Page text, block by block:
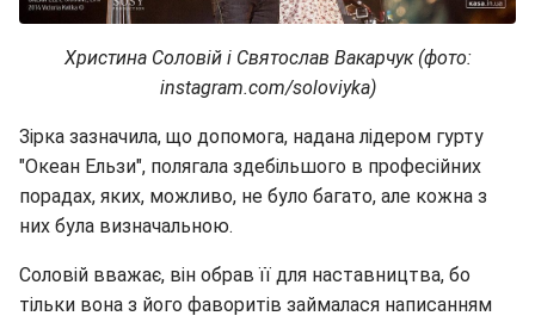
Христина Соловій і Святослав Вакарчук (фото:
instagram.com/soloviyka)
Зірка зазначила, що допомога, надана лідером гурту
"Океан Ельзи", полягала здебільшого в професійних
порадах, яких, можливо, не було багато, але кожна з
них була визначальною.
Соловій вважає, він обрав її для наставництва, бо
тільки вона з його фаворитів займалася написанням